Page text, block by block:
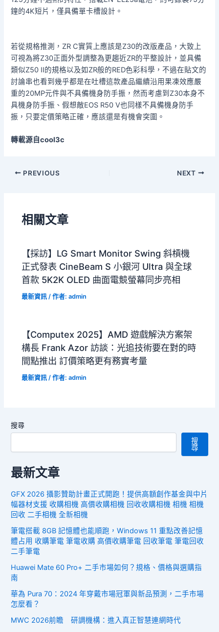
鐘的4K短片，僅具備單卡槽設計。
若從規格推測，ZR C實質上應該是Z30的改版產品，大致上
可視為將Z30正面外型調整為更趨近ZR的平整設計，並具備
類似Z50 II的規格以及如ZR般的RED色彩科學，不過在貼文的
討論串也看到幾乎都是在吐槽這款產品繼續沿用果凍效應嚴
重的20MP元件與不具備機身防手振，然而考慮到Z30本身不
具機身防手振、假想敵EOS R50 V也同樣不具備機身防手
振，只要定價策略正確，應該還是有機會突圍。
轉載源自cool3c
PREVIOUS NEXT
相關文章
【採訪】LG Smart Monitor Swing 斜槓機
正式發表 CineBeam S 小銀河 Ultra 與全球
首款 5K2K OLED 曲面電競螢幕同步亮相
最新資訊 / 作者:admin
【Computex 2025】AMD 遊戲解決方案架
構長 Frank Azor 訪談：光追技術要在對的時
間點推出 訂價策略更有務實考量
最新資訊 / 作者:admin
搜尋
搜
尋
最新文章
GFX 2026 攝影贊助計畫正式開跑！提供高額創作基金與中片
幅器材支援 收購相機 高價收購相機 回收收購相機 相機 相機
回收 二手相機 全新相機
筆電搭載 8GB 記憶體也能順跑，Windows 11 重點改善記憶
體占用 收購筆電 筆電收購 高價收購筆電 回收筆電 筆電回收
二手筆電
Huawei Mate 60 Pro+ 二手市場如何？規格、價格與選購指
南
華為 Pura 70：2024 年穿戴市場冠軍與新品預測，二手市場
怎麼看？
MWC 2026前瞻 研調機構：進入真正智慧連網時代